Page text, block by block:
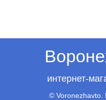
интернет-
© Voronezhavto.